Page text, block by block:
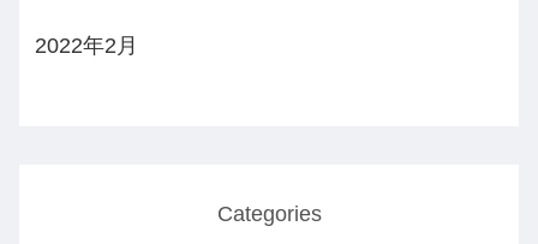
2022年2月
Categories